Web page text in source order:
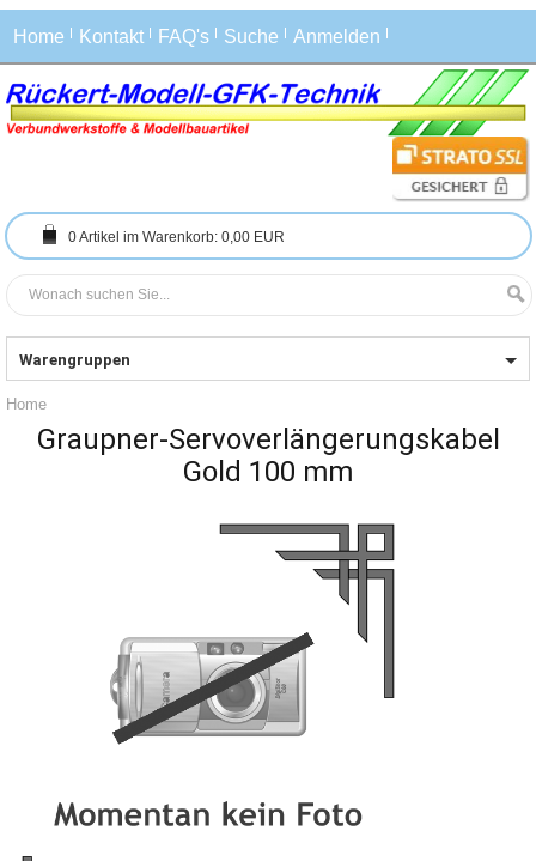
Home Kontakt FAQ's Suche Anmelden
0Artikel im Warenkorb: 0,00 EUR
Warengruppen
Home
Graupner-Servoverlängerungskabel
Gold 100 mm